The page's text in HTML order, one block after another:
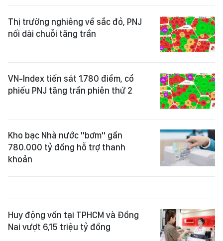
Thị trường nghiêng về sắc đỏ, PNJ
nối dài chuỗi tăng trần
VN-Index tiến sát 1.780 điểm, cổ
phiếu PNJ tăng trần phiên thứ 2
Kho bạc Nhà nước "bơm" gần
780.000 tỷ đồng hỗ trợ thanh
khoản
Huy động vốn tại TPHCM và Đồng
Nai vượt 6,15 triệu tỷ đồng